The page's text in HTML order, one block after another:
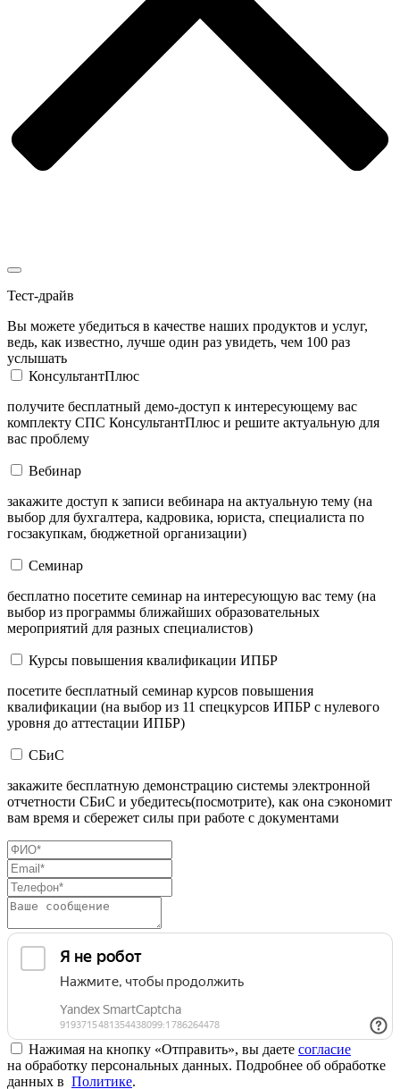
Тест-драйв
Вы можете убедиться в качестве наших продуктов и услуг,
ведь, как известно, лучше один раз увидеть, чем 100 раз
услышать
КонсультантПлюс
получите бесплатный демо-доступ к интересующему вас
комплекту СПС КонсультантПлюс и решите актуальную для
вас проблему
Вебинар
закажите доступ к записи вебинара на актуальную тему (на
выбор для бухгалтера, кадровика, юриста, специалиста по
госзакупкам, бюджетной организации)
Семинар
бесплатно посетите семинар на интересующую вас тему (на
выбор из программы ближайших образовательных
мероприятий для разных специалистов)
Курсы повышения квалификации ИПБР
посетите бесплатный семинар курсов повышения
квалификации (на выбор из 11 спецкурсов ИПБР с нулевого
уровня до аттестации ИПБР)
СБиС
закажите бесплатную демонстрацию системы электронной
отчетности СБиС и убедитесь(посмотрите), как она сэкономит
вам время и сбережет силы при работе с документами
Нажимая на кнопку «Отправить», вы даете согласие
на обработку персональных данных. Подробнее об обработке
данных в Политике.